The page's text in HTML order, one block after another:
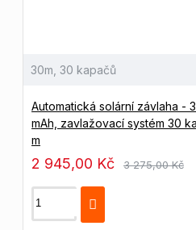
30m, 30 kapačů
Automatická solární závlaha -
mAh, zavlažovací systém 30
m
2 945,00 Kč 3 275,00 Kč